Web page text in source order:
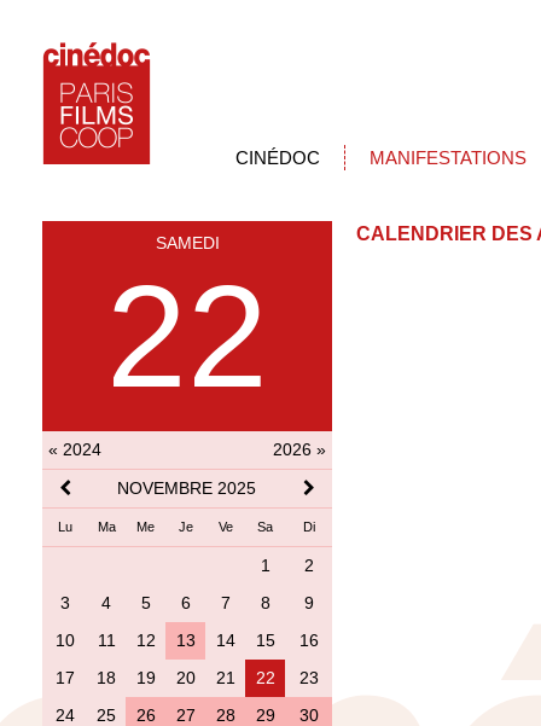
CINÉDOC MANIFESTATIONS
SAMEDI
22
« 2024
2026 »
NOVEMBRE 2025
Lu Ma Me Je Ve Sa Di
1
2
3
4 5 6 7 8
9
10
11 12 13 14 15
16
17
18 19 20 21 22
23
24
25 26 27 28 29 30
CALENDRIER DES